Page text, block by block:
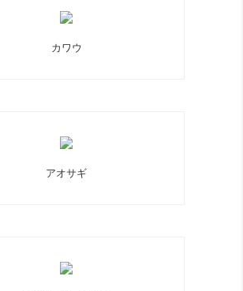
カワウ
アオサギ